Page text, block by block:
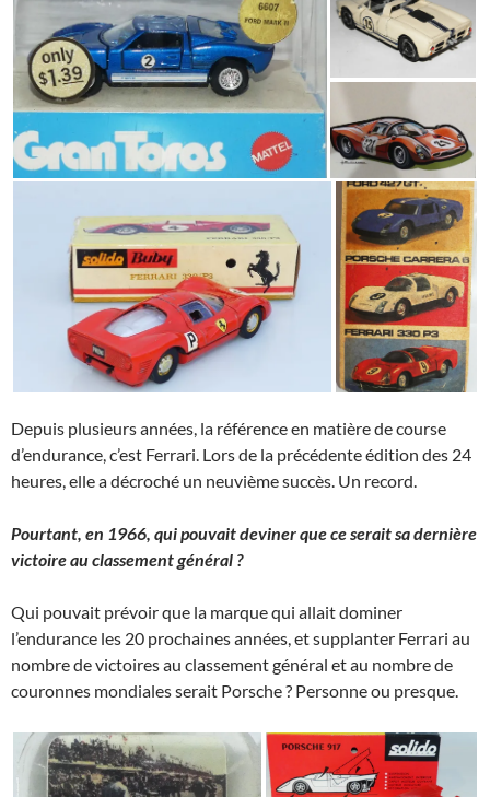
Depuis plusieurs années, la référence en matière de course
d’endurance, c’est Ferrari. Lors de la précédente édition des 24
heures, elle a décroché un neuvième succès. Un record.
Pourtant, en 1966, qui pouvait deviner que ce serait sa dernière
victoire au classement général ?
Qui pouvait prévoir que la marque qui allait dominer
l’endurance les 20 prochaines années, et supplanter Ferrari au
nombre de victoires au classement général et au nombre de
couronnes mondiales serait Porsche ? Personne ou presque.